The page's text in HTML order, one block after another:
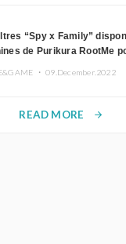
“Spy x Family”
de Purikura RootMe
・09.December.2022
READ MORE arrow_forward